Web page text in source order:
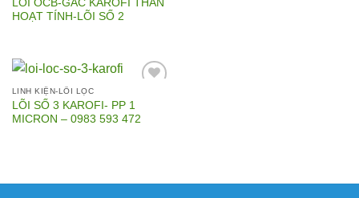
LÕI OCB-GAC KAROFI THAN
HOẠT TÍNH-LÕI SỐ 2
Add to
LINH KIỆN-LÕI LỌC
LÕI SỐ 3 KAROFI- PP 1
MICRON – 0983 593 472